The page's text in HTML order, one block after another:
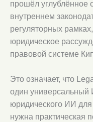
прошёл углублённое
внутреннем
регуляторных
юридическое
правовой системе
Это означает, что
один
юридического ИИ
нужна практическая